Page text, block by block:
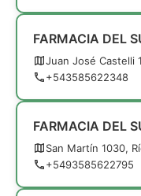
FARMACIA DEL
Juan José Castelli
+543585622348
FARMACIA DEL
San Martín 1030,
+5493585622795